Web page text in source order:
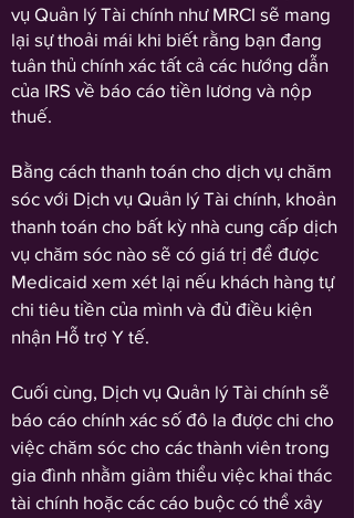
vụ Quản lý Tài chính như MRCI sẽ mang
lại sự thoải mái khi biết rằng bạn đang
tuân thủ chính xác tất cả các hướng dẫn
của IRS về báo cáo tiền lương và nộp
thuế.
Bằng cách thanh toán cho dịch vụ chăm
sóc với Dịch vụ Quản lý Tài chính, khoản
thanh toán cho bất kỳ nhà cung cấp dịch
vụ chăm sóc nào sẽ có giá trị để được
Medicaid xem xét lại nếu khách hàng tự
chi tiêu tiền của mình và đủ điều kiện
nhận Hỗ trợ Y tế.
Cuối cùng, Dịch vụ Quản lý Tài chính sẽ
báo cáo chính xác số đô la được chi cho
việc chăm sóc cho các thành viên trong
gia đình nhằm giảm thiểu việc khai thác
tài chính hoặc các cáo buộc có thể xảy